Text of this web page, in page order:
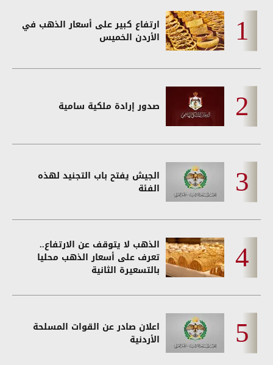
ارتفاع كبير على أسعار الذهب في
الأردن الخميس
صدور إرادة ملكية سامية
الجيش يفتح باب التجنيد لهذه
الفئة
الذهب لا يتوقف عن الارتفاع..
تعرف على أسعار الذهب محليا
بالتسعيرة الثانية
اعلان صادر عن القوات المسلحة
الأردنية